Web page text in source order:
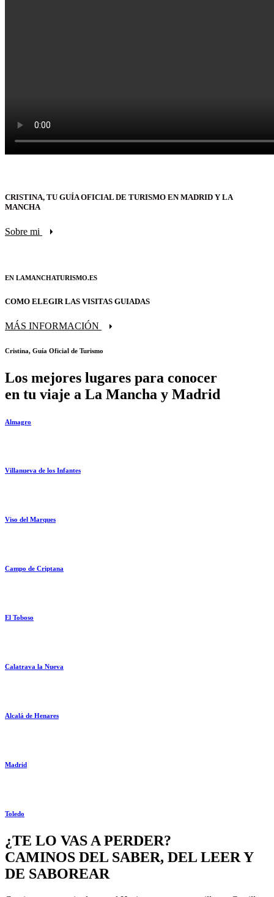
CRISTINA, TU GUÍA OFICIAL DE TURISMO EN MADRID Y LA
MANCHA
Sobre mi
EN LAMANCHATURISMO.ES
COMO ELEGIR LAS VISITAS GUIADAS
MÁS INFORMACIÓN
Cristina, Guía Oficial de Turismo
Los mejores lugares para conocer
en tu viaje a La Mancha y Madrid
Almagro
Villanueva de los Infantes
Viso del Marques
Campo de Criptana
El Toboso
Calatrava la Nueva
Alcalá de Henares
Madrid
Toledo
¿TE LO VAS A PERDER?
CAMINOS DEL SABER, DEL LEER Y
DE SABOREAR